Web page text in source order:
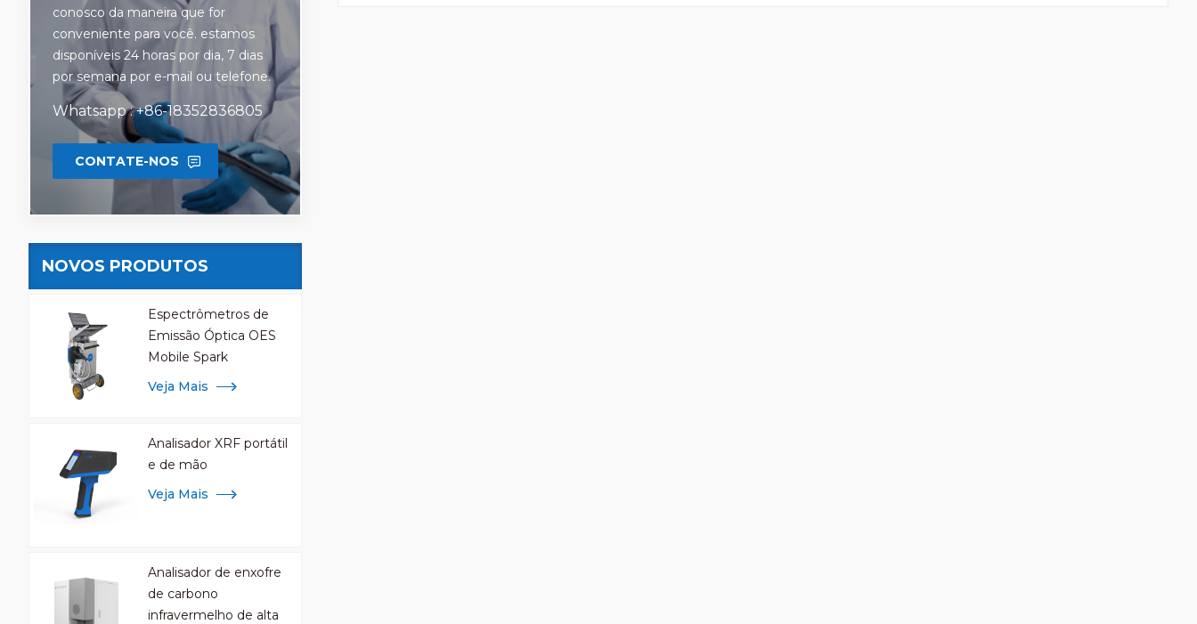
conosco da maneira que for
conveniente para você. estamos
disponíveis 24 horas por dia, 7 dias
por semana por e-mail ou telefone.
Whatsapp : +86-18352836805
CONTATE-NOS
NOVOS PRODUTOS
Espectrômetros de
Emissão Óptica OES
Mobile Spark
Veja Mais
Analisador XRF portátil
e de mão
Veja Mais
Analisador de enxofre
de carbono
infravermelho de alta